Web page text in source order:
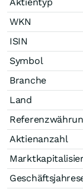
WKN
ISIN
Symbol
Branche
Land
Aktienanzahl